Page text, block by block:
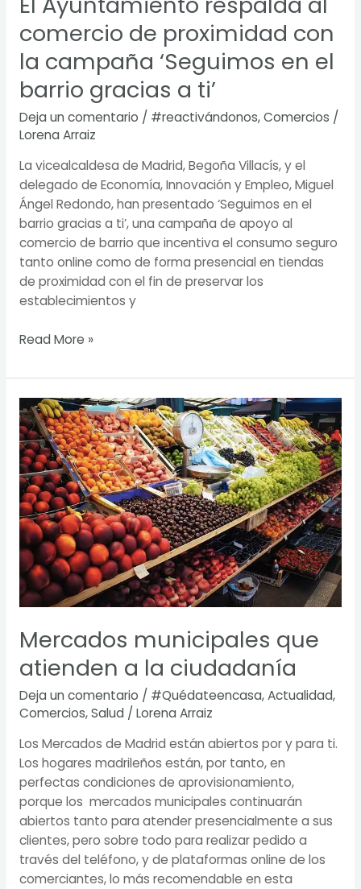
comercio de proximidad con
la campaña ‘Seguimos en el
barrio gracias a ti’
Deja un comentario / #reactivándonos,Comercios /
Lorena Arraiz
La vicealcaldesa de Madrid, Begoña Villacís, y el
delegado de Economía, Innovación y Empleo, Miguel
Ángel Redondo, han presentado ‘Seguimos en el
barrio gracias a ti’, una campaña de apoyo al
comercio de barrio que incentiva el consumo seguro
tanto online como de forma presencial en tiendas
de proximidad con el fin de preservar los
establecimientos y
gracias
a
ti’
Read More »
Mercados municipales que
atienden a la ciudadanía
Deja un comentario / #Quédateencasa,Actualidad,
Comercios,Salud / Lorena Arraiz
Los Mercados de Madrid están abiertos por y para ti.
Los hogares madrileños están, por tanto, en
perfectas condiciones de aprovisionamiento,
porque los mercados municipales continuarán
abiertos tanto para atender presencialmente a sus
clientes, pero sobre todo para realizar pedido a
través del teléfono, y de plataformas online de los
comerciantes, lo más recomendable en esta
Mercados
municipales
que
atienden
a
la
ciudadanía